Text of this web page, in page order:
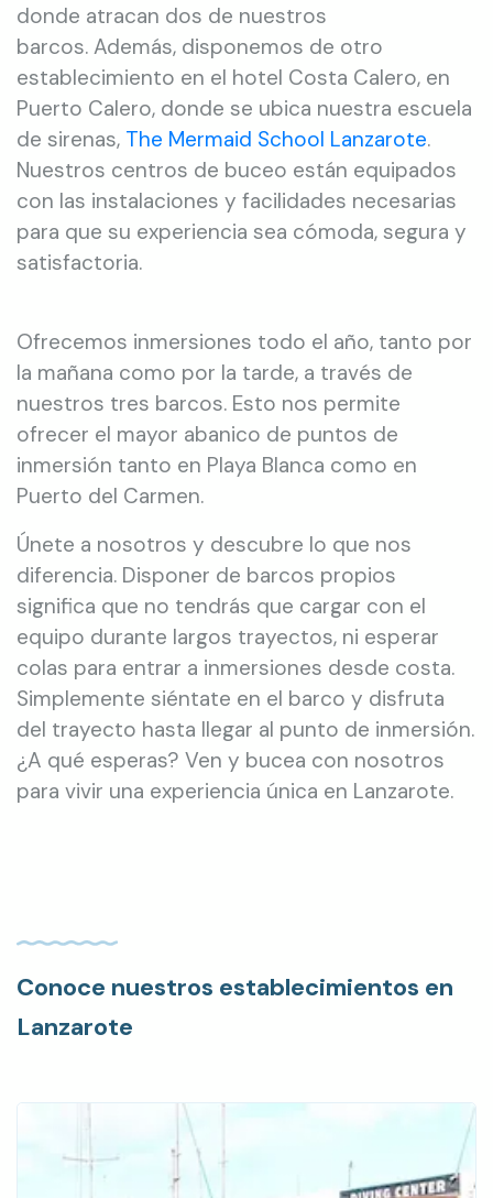
donde atracan dos de nuestros
barcos. Además, disponemos de otro
establecimiento en el hotel Costa Calero, en
Puerto Calero, donde se ubica nuestra escuela
de sirenas, The Mermaid School Lanzarote.
Nuestros centros de buceo están equipados
con las instalaciones y facilidades necesarias
para que su experiencia sea cómoda, segura y
satisfactoria.
Ofrecemos inmersiones todo el año, tanto por
la mañana como por la tarde, a través de
nuestros tres barcos. Esto nos permite
ofrecer el mayor abanico de puntos de
inmersión tanto en Playa Blanca como en
Puerto del Carmen.
Únete a nosotros y descubre lo que nos
diferencia. Disponer de barcos propios
significa que no tendrás que cargar con el
equipo durante largos trayectos, ni esperar
colas para entrar a inmersiones desde costa.
Simplemente siéntate en el barco y disfruta
del trayecto hasta llegar al punto de inmersión.
¿A qué esperas? Ven y bucea con nosotros
para vivir una experiencia única en Lanzarote.
Conoce nuestros establecimientos en
Lanzarote